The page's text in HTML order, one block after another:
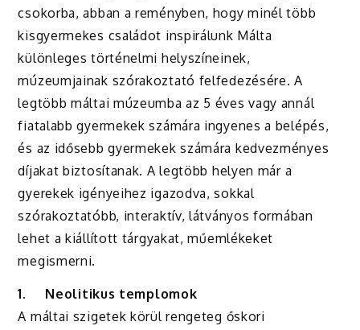
csokorba, abban a reményben, hogy minél több
kisgyermekes családot inspirálunk Málta
különleges történelmi helyszíneinek,
múzeumjainak szórakoztató felfedezésére. A
legtöbb máltai múzeumba az 5 éves vagy annál
fiatalabb gyermekek számára ingyenes a belépés,
és az idősebb gyermekek számára kedvezményes
díjakat biztosítanak. A legtöbb helyen már a
gyerekek igényeihez igazodva, sokkal
szórakoztatóbb, interaktív, látványos formában
lehet a kiállított tárgyakat, műemlékeket
megismerni.
1.
Neolitikus templomok
A máltai szigetek körül rengeteg őskori